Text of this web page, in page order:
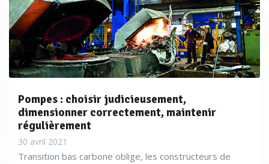
Pompes : choisir judicieusement,
dimensionner correctement, maintenir
régulièrement
30 avril 2021
Transition bas carbone oblige, les constructeurs de